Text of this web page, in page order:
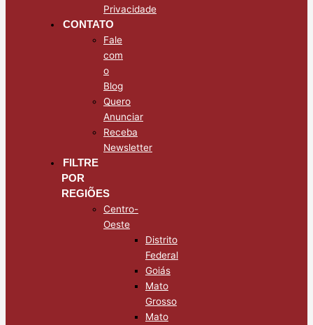
Privacidade
CONTATO
Fale
com
o
Blog
Quero
Anunciar
Receba
Newsletter
FILTRE
POR
REGIÕES
Centro-
Oeste
Distrito
Federal
Goiás
Mato
Grosso
Mato